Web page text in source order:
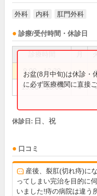
外科 内科 肛門外科
診療/受付時間・休診日
9:00～12:30 ● ●
15:00～18:00 ●
お盆(8月中旬)は休診・
に必ず医療機関に直接
休診日: 日、祝
口コミ
産後、裂肛(切れ痔)にな
ってしまい完治を目的に伺
いました!痔の病院は違う